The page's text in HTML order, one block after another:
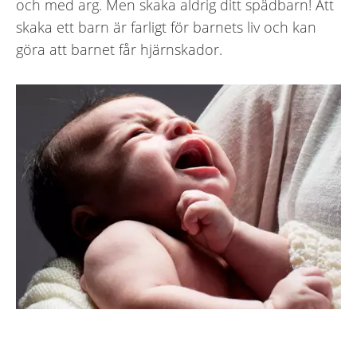
och med arg. Men skaka aldrig ditt spädbarn! Att
skaka ett barn är farligt för barnets liv och kan
göra att barnet får hjärnskador.